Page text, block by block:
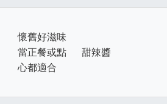
懷舊好滋味
當正餐或點
心都適合
甜辣醬